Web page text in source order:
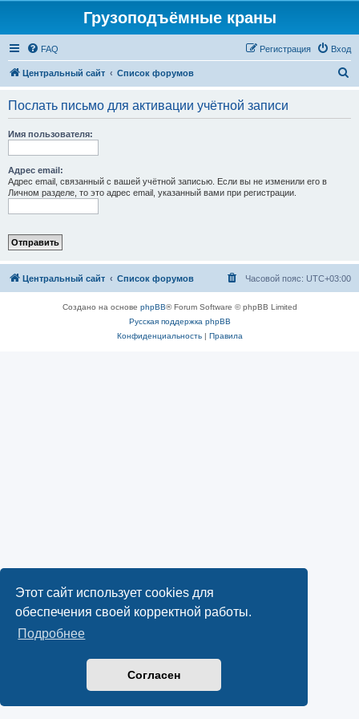
Этот сайт использует cookies для
обеспечения своей корректной работы.
Подробнее
Согласен
Грузоподъёмные краны
FAQ Вход
Регистрация
Центральный сайт Список форумов
Послать письмо для активации учётной записи
Имя пользователя:
Адрес email:
Адрес email, связанный с вашей учётной записью. Если вы не изменили его в
Личном разделе, то это адрес email, указанный вами при регистрации.
Центральный сайт Список форумов Часовой пояс: UTC+03:00
Создано на основе phpBB® Forum Software © phpBB Limited
Русская поддержка phpBB
Конфиденциальность| Правила